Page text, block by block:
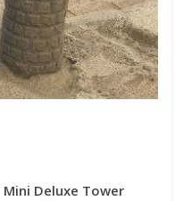
Mini Deluxe Tower